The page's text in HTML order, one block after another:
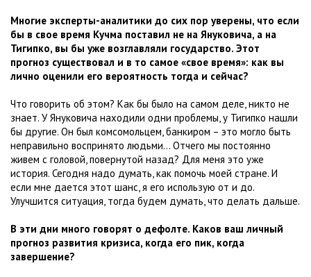
Многие эксперты-аналитики до сих пор уверены, что если
бы в свое время Кучма поставил не на Януковича, а на
Тигипко, вы бы уже возглавляли государство. Этот
прогноз существовал и в то самое «свое время»: как вы
лично оценили его вероятность тогда и сейчас?
Что говорить об этом? Как бы было на самом деле, никто не
знает. У Януковича находили одни проблемы, у Тигипко нашли
бы другие. Он был комсомольцем, банкиром – это могло быть
неправильно воспринято людьми… Отчего мы постоянно
живем с головой, повернутой назад? Для меня это уже
история. Сегодня надо думать, как помочь моей стране. И
если мне дается этот шанс, я его использую от и до.
Улучшится ситуация, тогда будем думать, что делать дальше.
В эти дни много говорят о дефолте. Каков ваш личный
прогноз развития кризиса, когда его пик, когда
завершение?